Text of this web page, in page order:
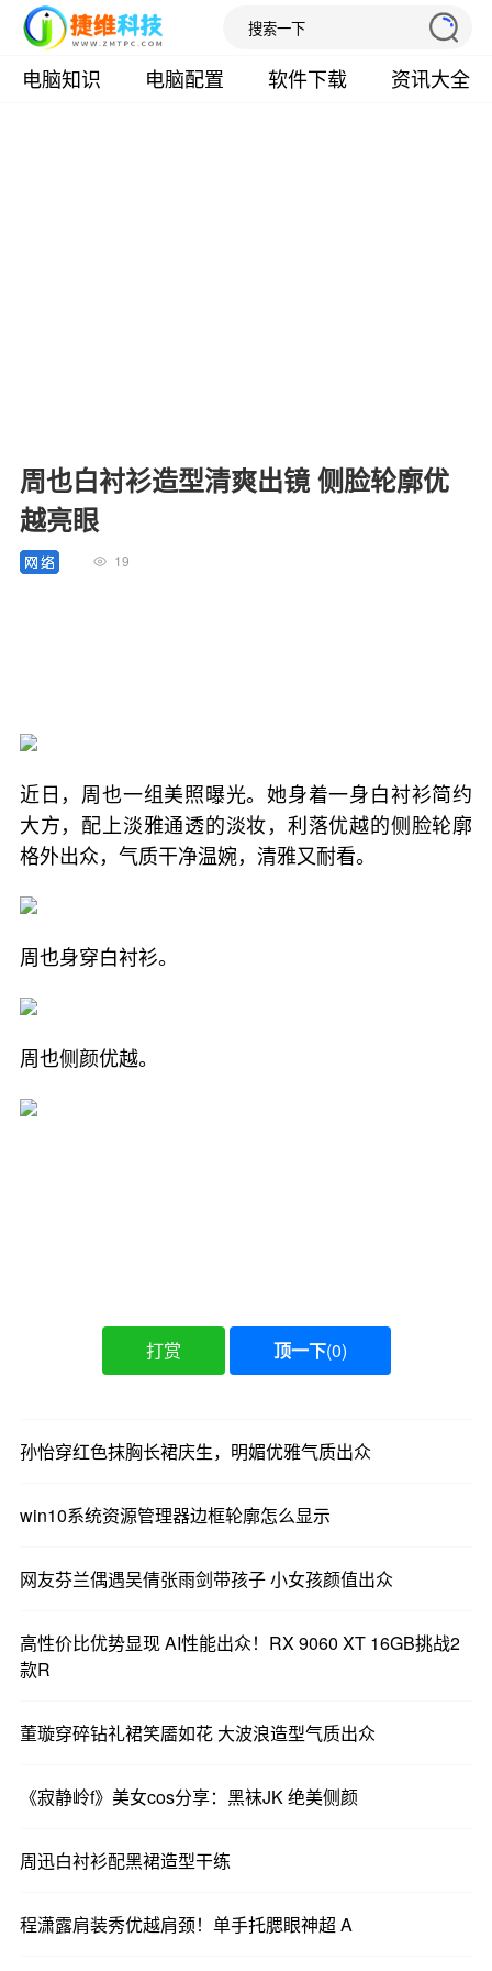
电脑知识 电脑配置 软件下载 资讯大全
周也白衬衫造型清爽出镜 侧脸轮廓优
越亮眼
19
近日，周也一组美照曝光。她身着一身白衬衫简约
大方，配上淡雅通透的淡妆，利落优越的侧脸轮廓
格外出众，气质干净温婉，清雅又耐看。
周也身穿白衬衫。
周也侧颜优越。
打赏 顶一下(0)
孙怡穿红色抹胸长裙庆生，明媚优雅气质出众
win10系统资源管理器边框轮廓怎么显示
网友芬兰偶遇吴倩张雨剑带孩子 小女孩颜值出众
高性价比优势显现 AI性能出众！RX 9060 XT 16GB挑战2
款R
董璇穿碎钻礼裙笑靥如花 大波浪造型气质出众
《寂静岭f》美女cos分享：黑袜JK 绝美侧颜
周迅白衬衫配黑裙造型干练
程潇露肩装秀优越肩颈！单手托腮眼神超 A